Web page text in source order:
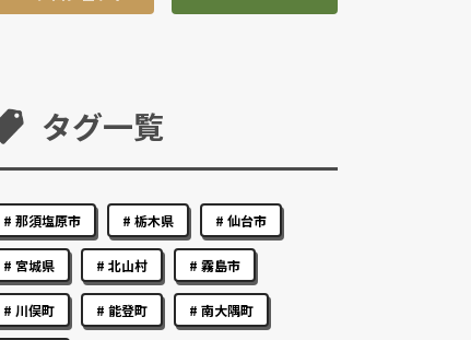
タグ一覧
那須塩原市 栃木県 仙台市
宮城県 北山村 霧島市
川俣町 能登町 南大隅町